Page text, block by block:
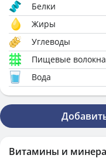
Белки
Жиры
Углеводы
Пищевые волокна
Вода
Витамины и